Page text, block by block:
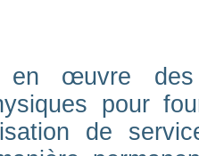
œuvre des
pour
de